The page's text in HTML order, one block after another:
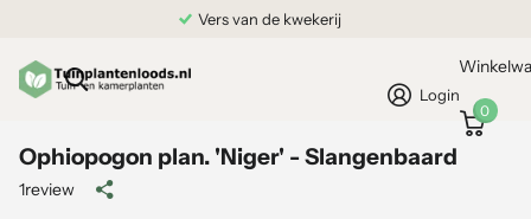
Vers van de kwekerij
Login
0
Ophiopogon plan. 'Niger' - Slangenbaard
1review